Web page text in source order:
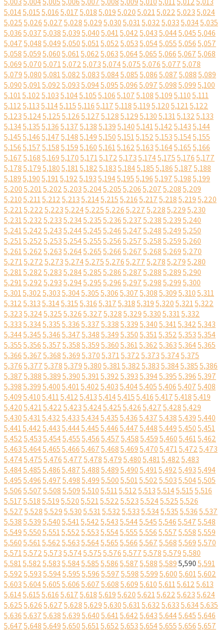
5,0145,0155,0165,0175,0185,0195,0205,0215,0225,0235,024
5,0255,0265,0275,0285,0295,0305,0315,0325,0335,0345,035
5,0365,0375,0385,0395,0405,0415,0425,0435,0445,0455,046
5,0475,0485,0495,0505,0515,0525,0535,0545,0555,0565,057
5,0585,0595,0605,0615,0625,0635,0645,0655,0665,0675,068
5,0695,0705,0715,0725,0735,0745,0755,0765,0775,078
5,0795,0805,0815,0825,0835,0845,0855,0865,0875,0885,089
5,0905,0915,0925,0935,0945,0955,0965,0975,0985,0995,100
5,1015,1025,1035,1045,1055,1065,1075,1085,1095,1105,111
5,1125,1135,1145,1155,1165,1175,1185,1195,1205,1215,122
5,1235,1245,1255,1265,1275,1285,1295,1305,1315,1325,133
5,1345,1355,1365,1375,1385,1395,1405,1415,1425,1435,144
5,1455,1465,1475,1485,1495,1505,1515,1525,1535,1545,155
5,1565,1575,1585,1595,1605,1615,1625,1635,1645,1655,166
5,1675,1685,1695,1705,1715,1725,1735,1745,1755,1765,177
5,1785,1795,1805,1815,1825,1835,1845,1855,1865,1875,188
5,1895,1905,1915,1925,1935,1945,1955,1965,1975,1985,199
5,2005,2015,2025,2035,2045,2055,2065,2075,2085,209
5,2105,2115,2125,2135,2145,2155,2165,2175,2185,2195,220
5,2215,2225,2235,2245,2255,2265,2275,2285,2295,230
5,2315,2325,2335,2345,2355,2365,2375,2385,2395,240
5,2415,2425,2435,2445,2455,2465,2475,2485,2495,250
5,2515,2525,2535,2545,2555,2565,2575,2585,2595,260
5,2615,2625,2635,2645,2655,2665,2675,2685,2695,270
5,2715,2725,2735,2745,2755,2765,2775,2785,2795,280
5,2815,2825,2835,2845,2855,2865,2875,2885,2895,290
5,2915,2925,2935,2945,2955,2965,2975,2985,2995,300
5,3015,3025,3035,3045,3055,3065,3075,3085,3095,3105,311
5,3125,3135,3145,3155,3165,3175,3185,3195,3205,3215,322
5,3235,3245,3255,3265,3275,3285,3295,3305,3315,332
5,3335,3345,3355,3365,3375,3385,3395,3405,3415,3425,343
5,3445,3455,3465,3475,3485,3495,3505,3515,3525,3535,354
5,3555,3565,3575,3585,3595,3605,3615,3625,3635,3645,365
5,3665,3675,3685,3695,3705,3715,3725,3735,3745,375
5,3765,3775,3785,3795,3805,3815,3825,3835,3845,3855,386
5,3875,3885,3895,3905,3915,3925,3935,3945,3955,3965,397
5,3985,3995,4005,4015,4025,4035,4045,4055,4065,4075,408
5,4095,4105,4115,4125,4135,4145,4155,4165,4175,4185,419
5,4205,4215,4225,4235,4245,4255,4265,4275,4285,429
5,4305,4315,4325,4335,4345,4355,4365,4375,4385,4395,440
5,4415,4425,4435,4445,4455,4465,4475,4485,4495,4505,451
5,4525,4535,4545,4555,4565,4575,4585,4595,4605,4615,462
5,4635,4645,4655,4665,4675,4685,4695,4705,4715,4725,473
5,4745,4755,4765,4775,4785,4795,4805,4815,4825,483
5,4845,4855,4865,4875,4885,4895,4905,4915,4925,4935,494
5,4955,4965,4975,4985,4995,5005,5015,5025,5035,5045,505
5,5065,5075,5085,5095,5105,5115,5125,5135,5145,5155,516
5,5175,5185,5195,5205,5215,5225,5235,5245,5255,526
5,5275,5285,5295,5305,5315,5325,5335,5345,5355,5365,537
5,5385,5395,5405,5415,5425,5435,5445,5455,5465,5475,548
5,5495,5505,5515,5525,5535,5545,5555,5565,5575,5585,559
5,5605,5615,5625,5635,5645,5655,5665,5675,5685,5695,570
5,5715,5725,5735,5745,5755,5765,5775,5785,5795,580
5,5815,5825,5835,5845,5855,5865,5875,5885,5895,5905,591
5,5925,5935,5945,5955,5965,5975,5985,5995,6005,6015,602
5,6035,6045,6055,6065,6075,6085,6095,6105,6115,6125,613
5,6145,6155,6165,6175,6185,6195,6205,6215,6225,6235,624
5,6255,6265,6275,6285,6295,6305,6315,6325,6335,6345,635
5,6365,6375,6385,6395,6405,6415,6425,6435,6445,6455,646
5,6475,6485,6495,6505,6515,6525,6535,6545,6555,6565,657